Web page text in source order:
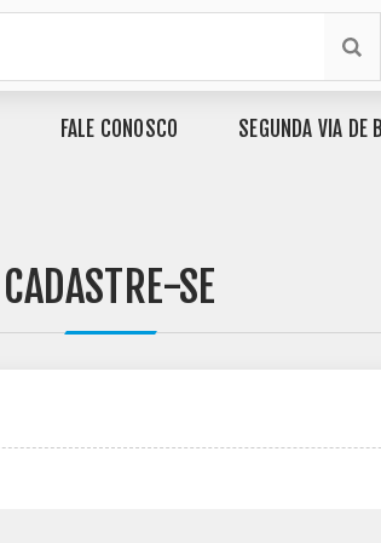
FALE CONOSCO SEGUNDA VIA DE
CADASTRE-SE